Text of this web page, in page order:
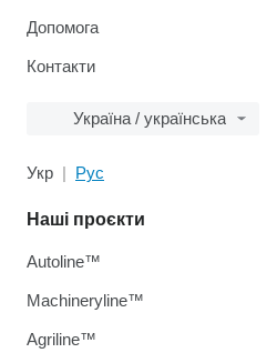
Допомога
Контакти
Україна / українська
Укр Рус
Наші проєкти
Autoline™
Machineryline™
Agriline™